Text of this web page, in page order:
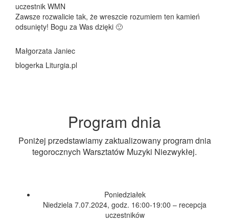
uczestnik WMN
Zawsze rozwalicie tak, że wreszcie rozumiem ten kamień
odsunięty! Bogu za Was dzięki 🙂
Małgorzata Janiec
blogerka Liturgia.pl
Program dnia
Poniżej przedstawiamy zaktualizowany program dnia
tegorocznych Warsztatów Muzyki Niezwykłej.
Poniedziałek
Niedziela 7.07.2024, godz. 16:00-19:00 – recepcja
uczestników